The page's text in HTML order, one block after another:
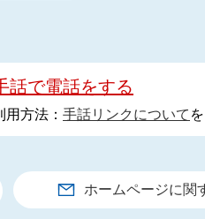
話で電話をする
用方法： 手話リンクについて
ホームページに関